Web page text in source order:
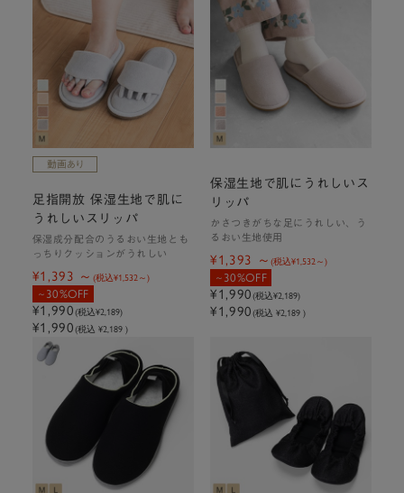
足指開放 保湿生地で肌に
うれしいスリッパ
保湿成分配合のうるおい生地とも
っちりクッションがうれしい
¥1,393 (税込¥1,532 )
30%OFF
¥1,990(税込¥2,189)
¥1,990(税込 ¥2,189 )
保湿生地で肌にうれしいス
リッパ
かさつきがちな足にうれしい、う
るおい生地使用
¥1,393 (税込¥1,532 )
30%OFF
¥1,990(税込¥2,189)
¥1,990(税込 ¥2,189 )